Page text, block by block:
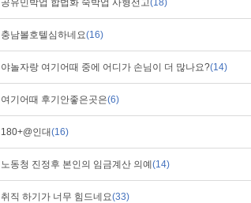
공유민박업 합법화 숙박업 사형선고(18)
충남볼호텔심하네요(16)
야놀자랑 여기어때 중에 어디가 손님이 더 많나요?(14)
여기어때 후기안좋은곳은(6)
180+@인대(16)
노동청 진정후 본인의 임금계산 의예 (14)
취직 하기가 너무 힘드네요(33)